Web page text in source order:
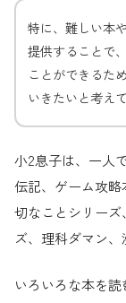
特に、難しい本
提供することで
ことができるた
いきたいと考え
小2息子は、一人
伝記、ゲーム攻
切なことシリー
ズ、理科ダマン、
いろいろな本を